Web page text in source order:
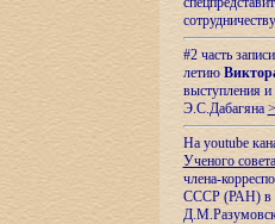
#2 часть
летию
выступления
Э.С.Дабагяна
На youtube
Ученого
члена-
СССР (РАН) в